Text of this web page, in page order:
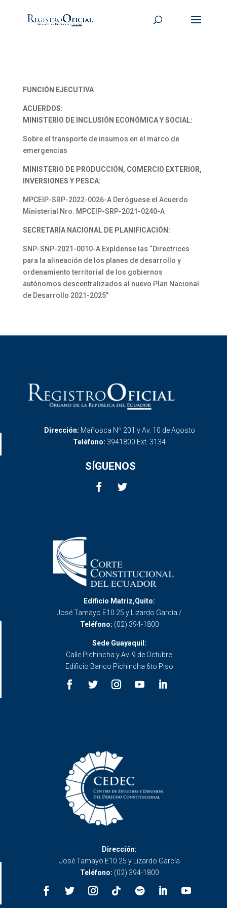
FUNCIÓN EJECUTIVA
ACUERDOS:
MINISTERIO DE INCLUSIÓN ECONÓMICA Y SOCIAL:
Sobre el transporte de insumos en el marco de
emergencias
MINISTERIO DE PRODUCCIÓN, COMERCIO EXTERIOR,
INVERSIONES Y PESCA:
MPCEIP-SRP-2022-0026-A Deróguese el Acuerdo
Ministerial Nro. MPCEIP-SRP-2021-0240-A
SECRETARÍA NACIONAL DE PLANIFICACIÓN:
SNP-SNP-2021-0010-A Expídense las “Directrices
para la alineación de los planes de desarrollo y
ordenamiento territorial de los gobiernos
autónomos descentralizados al nuevo Plan Nacional
de Desarrollo 2021-2025”
Dirección: Mañosca Nº 201 y Av. 10 de Agosto
Teléfono: 3941800 Ext. 3134
SÍGUENOS
Edificio Matriz,Quito:
José Tamayo E10 25 y Lizardo García /
Teléfono: (02) 394-1800
Sede Guayaquil:
Calle Pichincha y Av. 9 de Octubre.
Edificio Banco Pichincha 6to Piso
Dirección:
José Tamayo E10 25 y Lizardo García
Teléfono: (02) 394-1800